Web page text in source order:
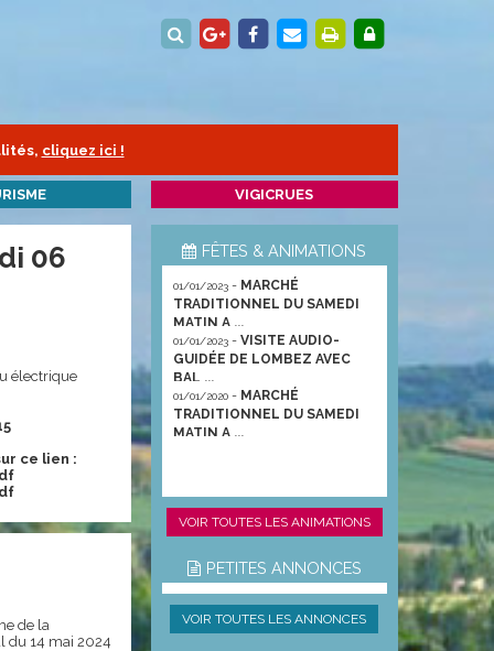
cliquez ici !
VIGICRUES
06
électrique
ce lien :
de la
du 14 mai 2024
FÊTES & ANIMATIONS
01/01/2023- MARCHÉ
TRADITIONNEL DU SAMEDI
MATIN A ...
01/01/2023- VISITE AUDIO-
GUIDÉE DE LOMBEZ AVEC
BAL ...
01/01/2020- MARCHÉ
TRADITIONNEL DU SAMEDI
MATIN A ...
VOIR TOUTES LES ANIMATIONS
PETITES ANNONCES
VOIR TOUTES LES ANNONCES